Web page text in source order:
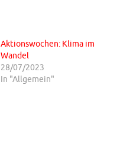
Aktionswochen: Klima im
Wandel
28/07/2023
In "Allgemein"